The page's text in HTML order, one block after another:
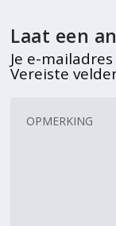
Laat een
Je e-
Vereiste